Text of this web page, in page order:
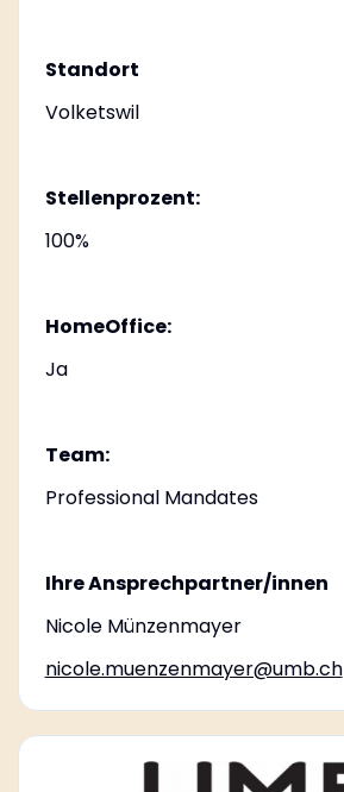
Standort
Volketswil
Stellenprozent:
100%
HomeOffice:
Ja
Team:
Professional Mandates
Ihre Ansprechpartner/innen
Nicole Münzenmayer
nicole.muenzenmayer@umb.ch